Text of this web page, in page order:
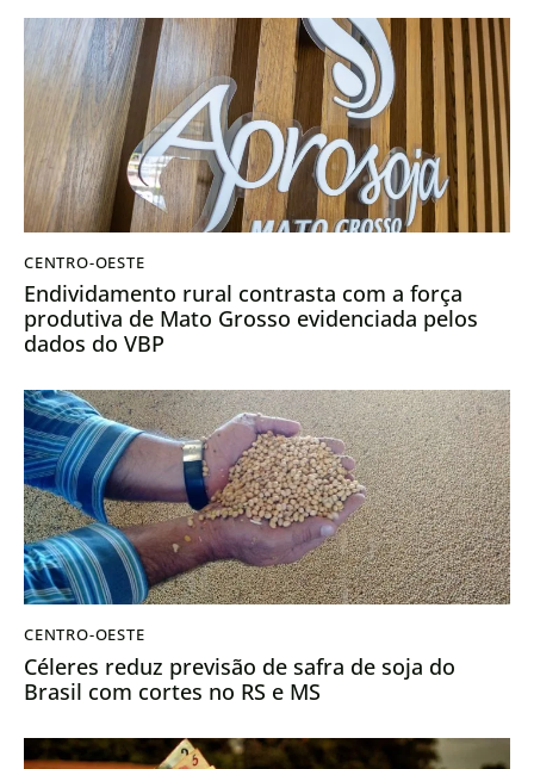
CENTRO-OESTE
Endividamento rural contrasta com a força
produtiva de Mato Grosso evidenciada pelos
dados do VBP
CENTRO-OESTE
Céleres reduz previsão de safra de soja do
Brasil com cortes no RS e MS